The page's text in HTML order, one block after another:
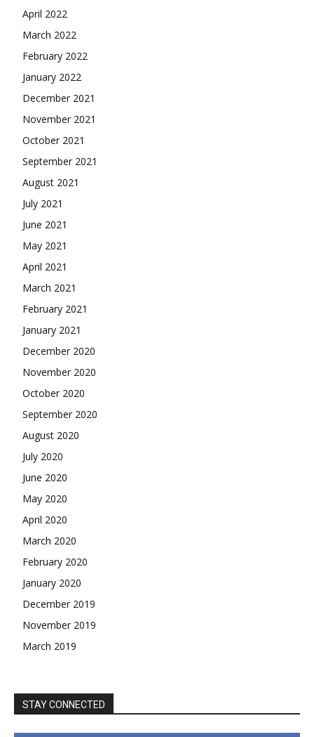
April 2022
March 2022
February 2022
January 2022
December 2021
November 2021
October 2021
September 2021
August 2021
July 2021
June 2021
May 2021
April 2021
March 2021
February 2021
January 2021
December 2020
November 2020
October 2020
September 2020
August 2020
July 2020
June 2020
May 2020
April 2020
March 2020
February 2020
January 2020
December 2019
November 2019
March 2019
STAY CONNECTED